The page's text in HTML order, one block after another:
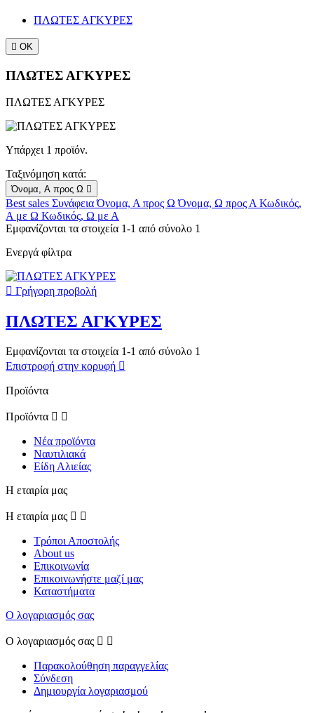
ΠΛΩΤΕΣ ΑΓΚΥΡΕΣ
 ΟΚ
ΠΛΩΤΕΣ ΑΓΚΥΡΕΣ
ΠΛΩΤΕΣ ΑΓΚΥΡΕΣ
Υπάρχει 1 προϊόν.
Ταξινόμηση κατά:
Όνομα, Α προς Ω 
Best sales ΣυνάφειαΌνομα, Α προς ΩΌνομα, Ω προς ΑΚωδικός,
Α με Ω Κωδικός, Ω με Α
Εμφανίζονται τα στοιχεία 1-1 από σύνολο 1
Ενεργά φίλτρα
 Γρήγορη προβολή
ΠΛΩΤΕΣ ΑΓΚΥΡΕΣ
Εμφανίζονται τα στοιχεία 1-1 από σύνολο 1
Επιστροφή στην κορυφή 
Προϊόντα
Προϊόντα  
Νέα προϊόντα
Ναυτιλιακά
Είδη Αλιείας
Η εταιρία μας
Η εταιρία μας  
Τρόποι Αποστολής
About us
Επικοινωνία
Επικοινωνήστε μαζί μας
Καταστήματα
Ο λογαριασμός σας
Ο λογαριασμός σας  
Παρακολούθηση παραγγελίας
Σύνδεση
Δημιουργία λογαριασμού